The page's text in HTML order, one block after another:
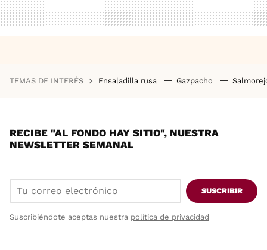
TEMAS DE INTERÉS Ensaladilla rusa Gazpacho
RECIBE "AL FONDO HAY SITIO", NUESTRA
NEWSLETTER SEMANAL
SUSCRIBIR
Suscribiéndote aceptas nuestra política de privacidad